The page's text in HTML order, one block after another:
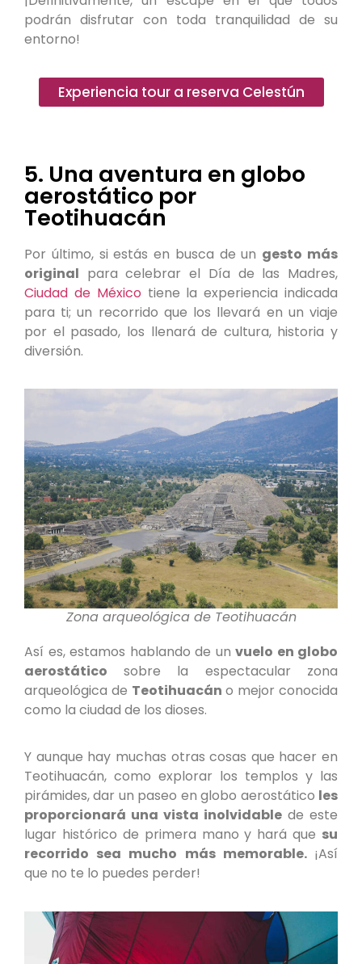
podrán disfrutar con toda tranquilidad de su
entorno!
Experiencia tour a reserva Celestún
5. Una aventura en globo
aerostático por
Teotihuacán
Por último, si estás en busca de un gesto más
original para celebrar el Día de las Madres,
Ciudad de México tiene la experiencia indicada
para ti; un recorrido que los llevará en un viaje
por el pasado, los llenará de cultura, historia y
diversión.
Zona arqueológica de Teotihuacán
Así es, estamos hablando de un vuelo en globo
aerostático sobre la espectacular zona
arqueológica de Teotihuacán o mejor conocida
como la ciudad de los dioses.
Y aunque hay muchas otras cosas que hacer en
Teotihuacán, como explorar los templos y las
pirámides, dar un paseo en globo aerostático les
proporcionará una vista inolvidable de este
lugar histórico de primera mano y hará que su
recorrido sea mucho más memorable. ¡Así
que no te lo puedes perder!